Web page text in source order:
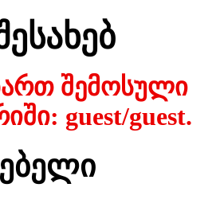
შემოსული
guest/guest.